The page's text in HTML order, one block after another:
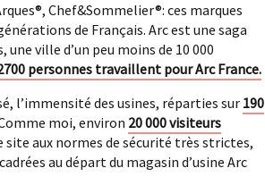
Chef&Sommelier®: ces marques
de Français. Arc est une saga
ville d’un peu moins de 10 000
personnes travaillent pour Arc France.
l’immensité des usines, réparties sur 190
moi, environ 20 000 visiteurs
site aux normes de sécurité très strictes,
au départ du magasin d’usine Arc